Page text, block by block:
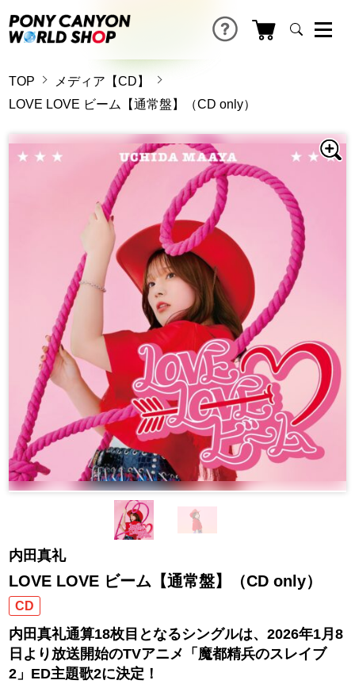
TOP
メディア【CD】
LOVE LOVE ビーム【通常盤】（CD only）
内田真礼
LOVE LOVE ビーム【通常盤】（CD only）
CD
内田真礼通算18枚目となるシングルは、2026年1月8
日より放送開始のTVアニメ「魔都精兵のスレイブ
2」ED主題歌2に決定！